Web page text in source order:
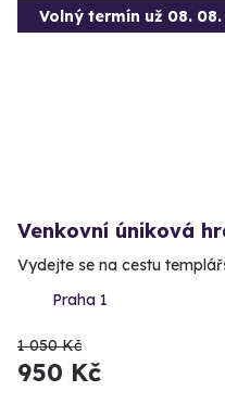
Volný termín už 08. 08.
Venkovní úniková
Vydejte se na cestu
Praha 1
1 050 Kč
950 Kč